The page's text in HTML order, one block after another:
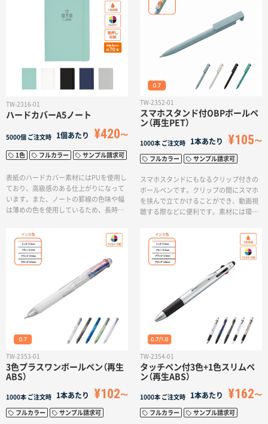
たりな落ち着きのある5色展開です。名入
れがよく映える落ち着いた色味は、様々
な案件に柔軟に対応できるため、業界を
問わずオリジナルノベルティの作成など
に人気のあるシリーズです。
TW-2316-01
ハードカバーA5ノート
5000個 ご注文時 1個あたり ¥420
1色 フルカラー サンプル請求可
表紙のハードカバー素材にはPUを使用し
ており、高級感のある仕上がりになって
います。また、ノートの罫線の色味や幅
は薄めの色を使用しているため、長時間
ワイト、ブラック、ネイビーの定番カラ
ーに加えて新たにスモークブルー、グレ
ーの2色が加わりビジネスシーンにもぴっ
たりな落ち着きのある5色展開です。名入
れがよく映える落ち着いた色味は、様々
な案件に柔軟に対応できるため、業界を
問わずオリジナルノベルティの作成など
に人気のあるシリーズです。シルク印刷
での単色、インクジェット印刷でのフル
カラー加工、素押し・箔押しから案件や
ご要望に合わせて豊富な加工方法よりお
TW-2352-01
スマホスタンド付OBPボールペ
ン（再生PET）
1000本 ご注文時 1本あたり ¥105
フルカラー サンプル請求可
スマホスタンドにもなるクリップ付きの
ボールペンです。クリップの間にスマホ
を挟んで立てかけることができ、動画視
聴する際などに便利です。素材には環境
汚染軽減にもつながる優れたエコ製品と
なっています。製品素材に由来した、海
を意識したターコイズブルーやスモーク
ブルーを取り入れた5色展開です。またク
リップ部分が大きいデザインのため、フ
ルカラー印刷で名入れ範囲を大きく取れ
て販促にも効果的です。
TW-2353-01
3色プラスワンボールペン（再生
ABS）
1000本 ご注文時 1本あたり ¥102
フルカラー サンプル請求可
TW-2354-01
タッチペン付3色+1色スリムペ
ン（再生ABS）
1000本 ご注文時 1本あたり ¥162
フルカラー サンプル請求可